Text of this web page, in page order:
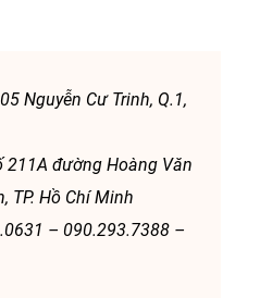
Nguyễn Cư Trinh, Q.1,
211A đường Hoàng Văn
TP. Hồ Chí Minh
– 090.293.7388 –